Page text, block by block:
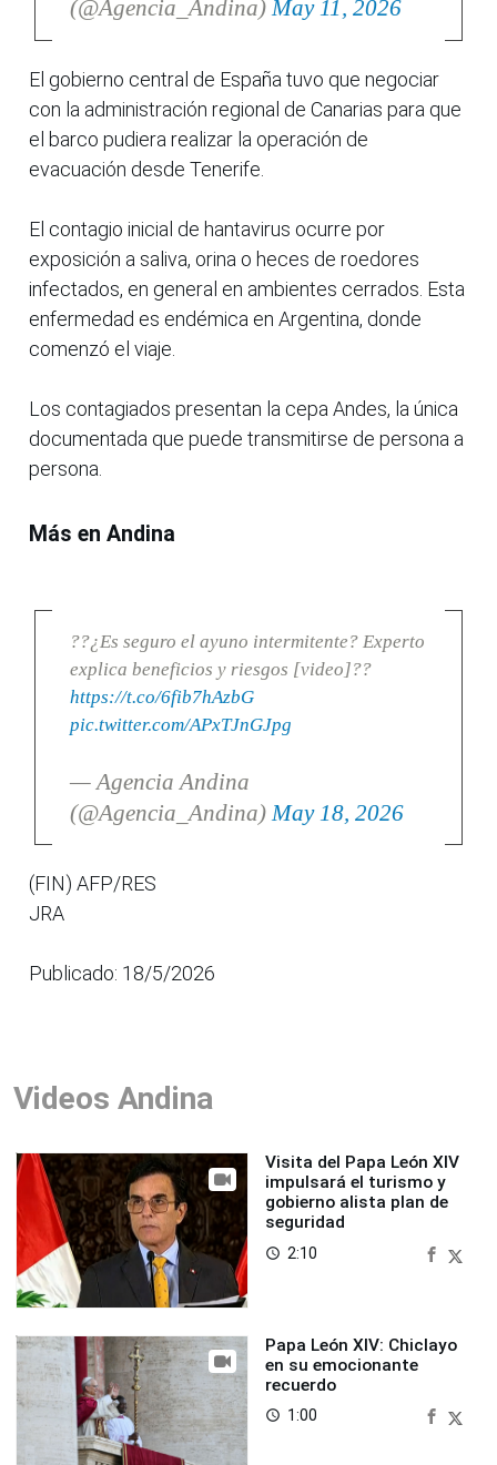
(@Agencia_Andina)May 11, 2026
El gobierno central de España tuvo que negociar
con la administración regional de Canarias para que
el barco pudiera realizar la operación de
evacuación desde Tenerife.
El contagio inicial de hantavirus ocurre por
exposición a saliva, orina o heces de roedores
infectados, en general en ambientes cerrados. Esta
enfermedad es endémica en Argentina, donde
comenzó el viaje.
Los contagiados presentan la cepa Andes, la única
documentada que puede transmitirse de persona a
persona.
Más en Andina
??¿Es seguro el ayuno intermitente? Experto
explica beneficios y riesgos [video]??
https://t.co/6fib7hAzbG
pic.twitter.com/APxTJnGJpg
— Agencia Andina
(@Agencia_Andina) May 18, 2026
(FIN) AFP/RES
JRA
Publicado: 18/5/2026
Videos Andina
Visita del Papa León XIV
impulsará el turismo y
gobierno alista plan de
seguridad
access_time 2:10
Papa León XIV: Chiclayo
en su emocionante
recuerdo
access_time 1:00